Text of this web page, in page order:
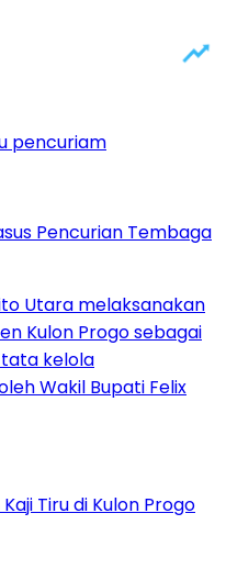
Pencurian Tembaga
Tiru di Kulon Progo